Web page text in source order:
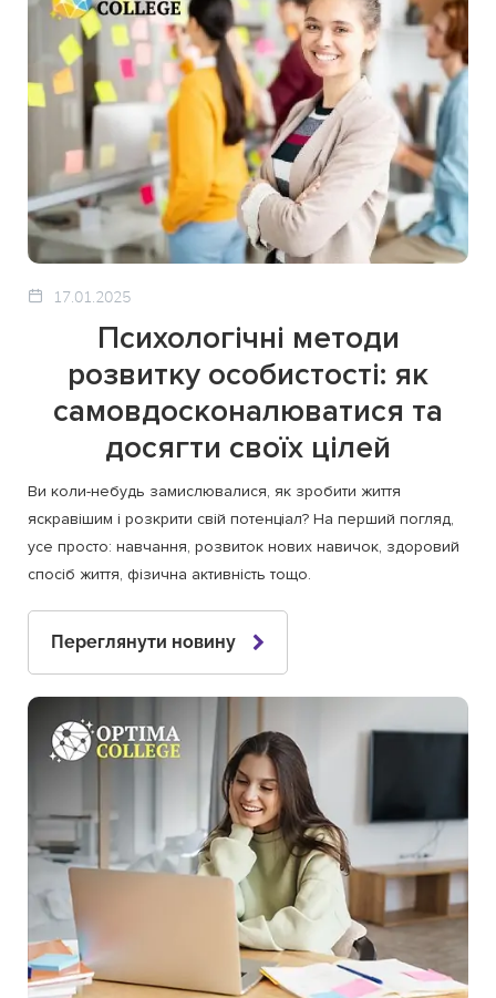
17.01.2025
Психологічні методи
розвитку особистості: як
самовдосконалюватися та
досягти своїх цілей
Ви коли-небудь замислювалися, як зробити життя
яскравішим і розкрити свій потенціал? На перший погляд,
усе просто: навчання, розвиток нових навичок, здоровий
спосіб життя, фізична активність тощо.
Переглянути новину